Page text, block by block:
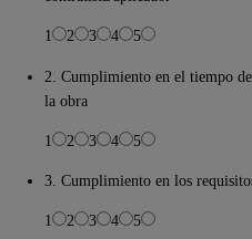
1 2 3 4 5
2. Cumplimiento en el tiempo
la obra
1 2 3 4 5
3. Cumplimiento en los
1 2 3 4 5